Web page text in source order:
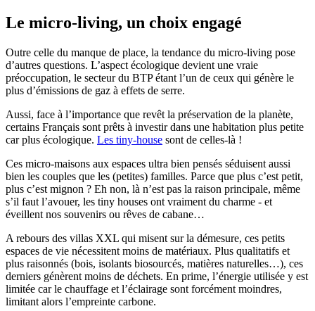
Le micro-living, un choix engagé
Outre celle du manque de place, la tendance du micro-living pose
d’autres questions. L’aspect écologique devient une vraie
préoccupation, le secteur du BTP étant l’un de ceux qui génère le
plus d’émissions de gaz à effets de serre.
Aussi, face à l’importance que revêt la préservation de la planète,
certains Français sont prêts à investir dans une habitation plus petite
car plus écologique. Les tiny-house sont de celles-là !
Ces micro-maisons aux espaces ultra bien pensés séduisent aussi
bien les couples que les (petites) familles. Parce que plus c’est petit,
plus c’est mignon ? Eh non, là n’est pas la raison principale, même
s’il faut l’avouer, les tiny houses ont vraiment du charme - et
éveillent nos souvenirs ou rêves de cabane…
A rebours des villas XXL qui misent sur la démesure, ces petits
espaces de vie nécessitent moins de matériaux. Plus qualitatifs et
plus raisonnés (bois, isolants biosourcés, matières naturelles…), ces
derniers génèrent moins de déchets. En prime, l’énergie utilisée y est
limitée car le chauffage et l’éclairage sont forcément moindres,
limitant alors l’empreinte carbone.